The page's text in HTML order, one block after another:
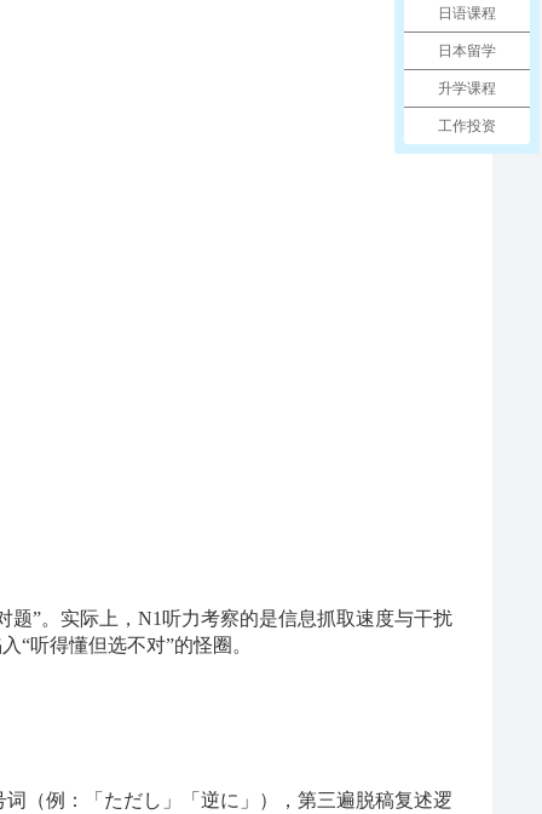
题”。实际上，N1听力考察的是信息抓取速度与干扰
“听得懂但选不对”的怪圈。
（例：「ただし」「逆に」），第三遍脱稿复述逻
日语课程
日本留学
升学课程
工作投资